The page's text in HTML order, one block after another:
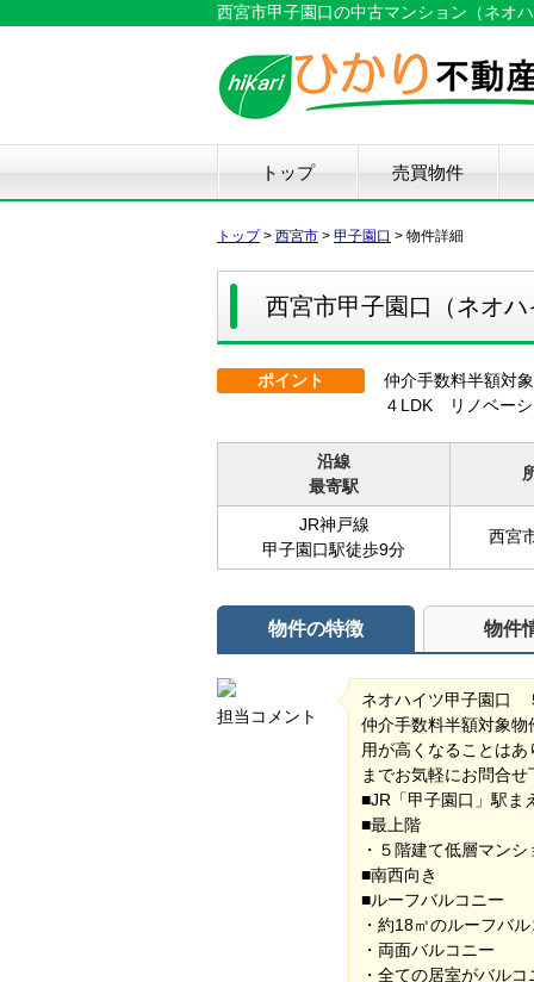
西宮市甲子園口の中古マンション（ネオ
トップ 売買物件
新築戸建て
中古戸建て
マンション
土地
トップ> 西宮市 > 甲子園口 > 物件詳細
西宮市甲子園口（ネオ
ポイント
仲介手数料半額
４LDK リノベー
沿線
最寄駅
JR神戸線
甲子園口駅徒歩9分
西宮
物件の特徴 物件
担当コメント
ネオハイツ甲子園口
仲介手数料半額対象
用が高くなることは
までお気軽にお問合せ
■JR「甲子園口」駅
■最上階
・５階建て低層マンシ
■南西向き
■ルーフバルコニー
・約18㎡のルーフバ
・両面バルコニー
・全ての居室がバル